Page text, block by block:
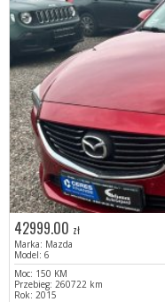
42999.00 zł
Marka: Mazda
Model: 6
Moc: 150 KM
Przebieg: 260722 km
Rok: 2015